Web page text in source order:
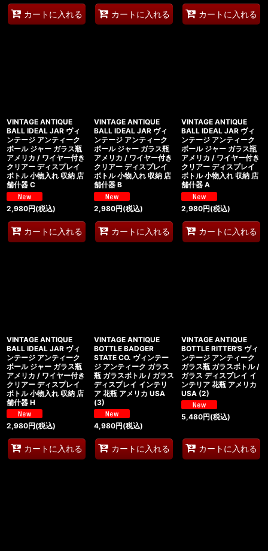
カートに入れる カートに入れる カートに入れる
VINTAGE ANTIQUE
BALL IDEAL JAR ヴィ
ンテージ アンティーク
ボール ジャー ガラス瓶
アメリカ / ワイヤー付き
クリアー ディスプレイ
ボトル 小物入れ 収納 店
舗什器 C
2,980円(税込)
カートに入れる
VINTAGE ANTIQUE
BALL IDEAL JAR ヴィ
ンテージ アンティーク
ボール ジャー ガラス瓶
アメリカ / ワイヤー付き
クリアー ディスプレイ
ボトル 小物入れ 収納 店
舗什器 B
2,980円(税込)
カートに入れる
VINTAGE ANTIQUE
BALL IDEAL JAR ヴィ
ンテージ アンティーク
ボール ジャー ガラス瓶
アメリカ / ワイヤー付き
クリアー ディスプレイ
ボトル 小物入れ 収納 店
舗什器 A
2,980円(税込)
カートに入れる
VINTAGE ANTIQUE
BALL IDEAL JAR ヴィ
ンテージ アンティーク
ボール ジャー ガラス瓶
アメリカ / ワイヤー付き
クリアー ディスプレイ
ボトル 小物入れ 収納 店
舗什器 H
2,980円(税込)
カートに入れる
VINTAGE ANTIQUE
BOTTLE BADGER
STATE CO. ヴィンテー
ジ アンティーク ガラス
瓶 ガラスボトル / ガラス
ディスプレイ インテリ
ア 花瓶 アメリカ USA
(3)
4,980円(税込)
カートに入れる
VINTAGE ANTIQUE
BOTTLE RITTER'S ヴィ
ンテージ アンティーク
ガラス瓶 ガラスボトル /
ガラス ディスプレイ イ
ンテリア 花瓶 アメリカ
USA (2)
5,480円(税込)
カートに入れる